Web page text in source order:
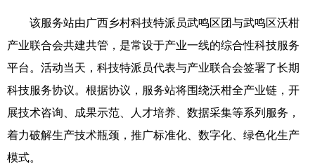
会展 彩票 娱乐 时尚
悦读 公益 书画 一带一路
地方频道
该服务站由广西乡村科技特派员武鸣区团与武鸣区沃柑
产业联合会共建共管，是常设于产业一线的综合性科技服务
平台。活动当天，科技特派员代表与产业联合会签署了长期
科技服务协议。根据协议，服务站将围绕沃柑全产业链，开
展技术咨询、成果示范、人才培养、数据采集等系列服务，
着力破解生产技术瓶颈，推广标准化、数字化、绿色化生产
模式。